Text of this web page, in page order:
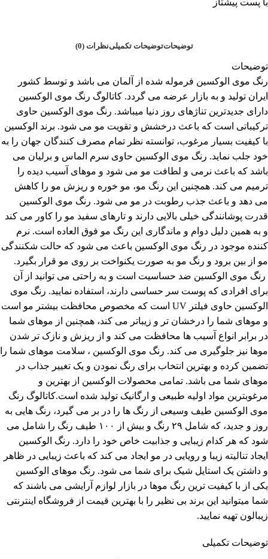
توضیحاتتوضیحات تکمیلینظرات (0)
توضیحات
رنگ موی الوکسین فرموله شده از آلمان می باشد و توسط کشور
ایران تولید و به بازار عرضه می گردد. کاتالوگ رنگ موی الوکسین
دارای جدیدترین تناژهای روز دنیا میباشد. رنگ موی الوکسین حاوی
ترکیباتی است که باعث درخشش و تقویت مو می شود. برند الوکسین
با کیفیت بسیار مرغوب، توانسته نظر تمام مصرف کنندگان جهان را به
خود جلب نماید. رنگ موی الوکسین حاوی سرم الماس و برلیان می
باشد که باعث نرمی و لطافت مو می شود و موهای آسیب دیده را
ترمیم می کند. همچنین این رنگ مو، مو خوره و ریزش مو را کاهش
می دهد و باعث جذب رطوبت در مو می شود. رنگ موی الوکسین
قدرت پوشانندگی خیلی بالایی دارند و تارهای سفید مو را کاور می کند
و به همین دلیل دوام و ماندگاری این رنگ مو فوق العاده است. نرم
کننده موجود در رنگ موی الوکسین باعث می شود که حالت شکنندگی
مو از بین برود و رنگ مو به صورت یکنواخت بر روی مو قرار بگیرد.
رنگ موی الوکسین ضد حساسیت است و به راحتی می توانید از آن
برای افرادی که پوست سر حساسی دارند، استفاده نمایید. رنگ موی
الوکسین حاوی فیلتر UV است که مخصوص محافظت بیشتر مو است
و موهای شما را درخشان تر و زیباتر می کند، همچنین از موهای شما
در برابر انواع آسیب ها محافظت می کند و از ریزش و نازک تر شدن
موها نیز جلوگیری می کند. رنگ موی الوکسین ، سلامت موهای شما را
تضمین کرده و بهترین انتخاب برای رنگ نمودن و یک تغییر جذاب در
موهای شما می باشد. تمامی محصولات الوکسین از بهترین و
مرغوبترین مواد اولیه طبیعی و ارگانیک تولید شده است.کاتالوگ رنگ
موی الوکسین طیف وسیعی از رنگ ها را در بر می گیرد، رنگ هایی به
روز و جدید، که شامل ۲۹ رنگ و بیش از ۱۰۰ طیف رنگ را شامل می
شود که هر کدام زیبایی و جذابیت خاص خود را دارد. رنگ الوکسین
ایجاد تنالیته زیبا و رویایی در مو ایجاد می کند که باعث زیبایی در ظاهر
و داشتن یک استایل شیک برای شما می شود. رنگ موهای الوکسین
یکی از با کیفیت ترین رنگ موها در بازار لوازم آرایشی می باشند که
شما میتوانید این برند بی نظیر را با بهترین قیمت از فروشگاه اینترنتی
زیبالون تهیه نمایید.
توضیحات تکمیلی